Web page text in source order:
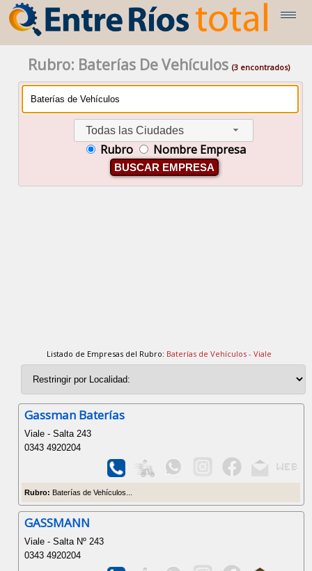
Rubro: Baterías De Vehículos(3 encontrados)
Todas las Ciudades
Rubro Nombre Empresa
BUSCAR EMPRESA
Listado de Empresas del Rubro: Baterías de Vehículos - Viale
Gassman Baterías
Viale - Salta 243
0343 4920204
Rubro: Baterías de Vehículos...
GASSMANN
Viale - Salta Nº 243
0343 4920204